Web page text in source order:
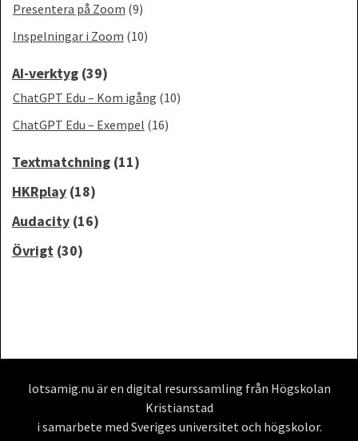
Presentera på Zoom (9)
Inspelningar i Zoom (10)
AI-verktyg(39)
ChatGPT Edu – Kom igång (10)
ChatGPT Edu – Exempel (16)
Textmatchning(11)
HKRplay(18)
Audacity(16)
Övrigt(30)
lotsamig.nu är en digital resurssamling från Högskolan
Kristianstad
i samarbete med Sveriges universitet och högskolor.